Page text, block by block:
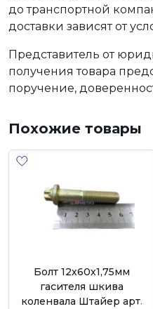
до транспортной
доставки зависят от
Представитель от
получения товара
поручение,
Похожие товары
Болт 12х60х1,75мм
гасителя шкива
коленвала Штайер арт.